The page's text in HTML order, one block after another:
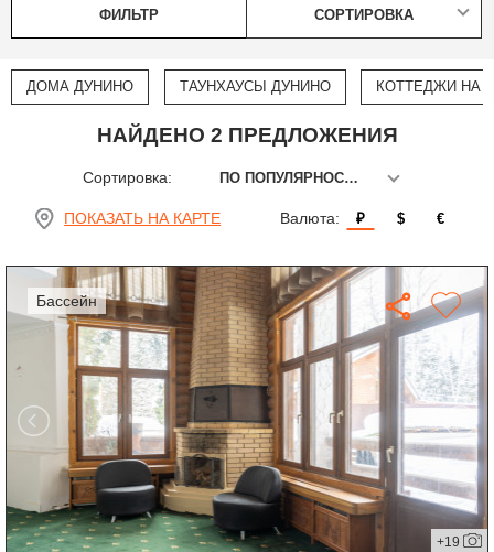
ФИЛЬТР СОРТИРОВКА
ДОМА ДУНИНО ТАУНХАУСЫ ДУНИНО КОТТЕДЖИ НА
НАЙДЕНО 2 ПРЕДЛОЖЕНИЯ
Сортировка: ПО ПОПУЛЯРНОСТИ
ПОКАЗАТЬ НА КАРТЕ Валюта: ₽ $ €
бассейн
+19